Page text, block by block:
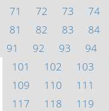
71
72 73 74
81
82 83 84
91
92 93 94
101
102 103
109
110 111
117
118 119